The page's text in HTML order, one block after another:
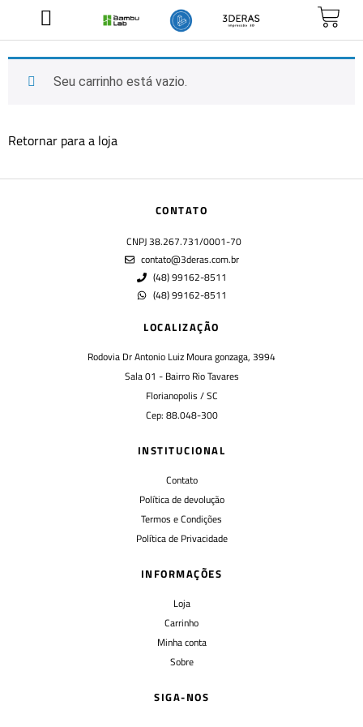
Seu carrinho está vazio.
Retornar para a loja
CONTATO
CNPJ 38.267.731/0001-70
contato@3deras.com.br
(48) 99162-8511
(48) 99162-8511
LOCALIZAÇÃO
Rodovia Dr Antonio Luiz Moura gonzaga, 3994
Sala 01 - Bairro Rio Tavares
Florianopolis / SC
Cep: 88.048-300
INSTITUCIONAL
Contato
Política de devolução
Termos e Condições
Política de Privacidade
INFORMAÇÕES
Loja
Carrinho
Minha conta
Sobre
SIGA-NOS